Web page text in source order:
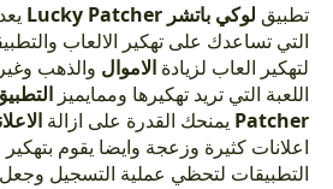
تطبيق لوكي باتشر Lucky Patcher
التي تساعدك على تهكير الالعاب
لتهكير العاب لزيادة الاموال والذهب
اللعبة التي تريد تهكيرها وممايميز
Patcher يمنحك القدرة على ازالة
اعلانات كثيرة وزعجة وايضا يقوم
التطبيقات لتحظي عملية التسجيل وجعل